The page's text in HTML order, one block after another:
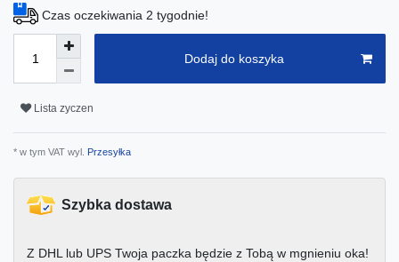
Czas oczekiwania 2 tygodnie!
Dodaj do koszyka
Lista zyczen
* w tym VAT wyl. Przesyłka
Szybka dostawa
Z DHL lub UPS Twoja paczka będzie z Tobą w mgnieniu oka!